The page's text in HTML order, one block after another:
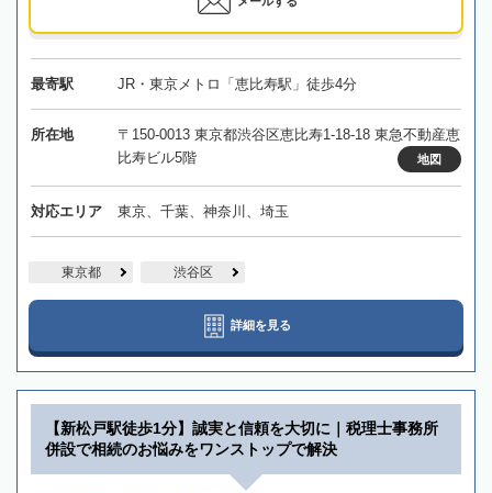
最寄駅 JR・東京メトロ「恵比寿駅」徒歩4分
所在地
〒150-0013 東京都渋谷区恵比寿1-18-18 東急不動産恵
比寿ビル5階
地図
対応エリア 東京、千葉、神奈川、埼玉
東京都 渋谷区
詳細を見る
【新松戸駅徒歩1分】誠実と信頼を大切に｜税理士事務所
併設で相続のお悩みをワンストップで解決